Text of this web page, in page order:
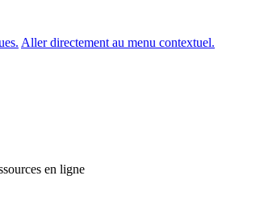
Aller directement au menu contextuel.
en ligne